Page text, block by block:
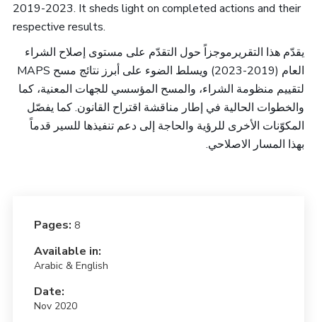
2019-2023. It sheds light on completed actions and their
respective results.
يقدّم هذا التقريرموجزاً حول التقدّم على مستوى إصلاح الشراء
العام (2019-2023) ويسلط الضوء على أبرز نتائج مسح
MAPS
لتقييم منظومة الشراء، والمسح المؤسسي للجهات المعنية، كما
والخطوات الحالية في إطار مناقشة اقتراح القانون. كما يفصّل
المكوّنات الأخرى للرؤية والحاجة إلى دعم تنفيذها للسير قدماً
بهذا المسار الاصلاحي.
Pages: 8
Available in:
Arabic & English
Date:
Nov 2020